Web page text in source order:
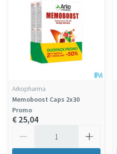
Arkopharma
Memoboost Caps 2x30
Promo
€ 25,04